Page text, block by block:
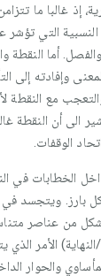
غالبا ما
النسبية التي تؤشر
أما
وإفادته إلى
مع النقطة
الى أن النقطة
الوقفات.
الخطابات في
ويتجسد في
من عناصر
الأمر الذي
والحوار